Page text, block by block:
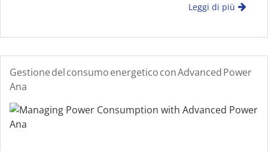
complessi. Con l'aumento della scala di progetto,
Leggi di più
Gestione del consumo energetico con Advanced Power
Ana